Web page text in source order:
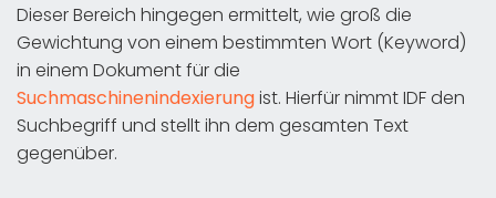
Dieser Bereich hingegen ermittelt, wie groß die
Gewichtung von einem bestimmten Wort (Keyword)
in einem Dokument für die
Suchmaschinenindexierungist. Hierfür nimmt IDF den
Suchbegriff und stellt ihn dem gesamten Text
gegenüber.